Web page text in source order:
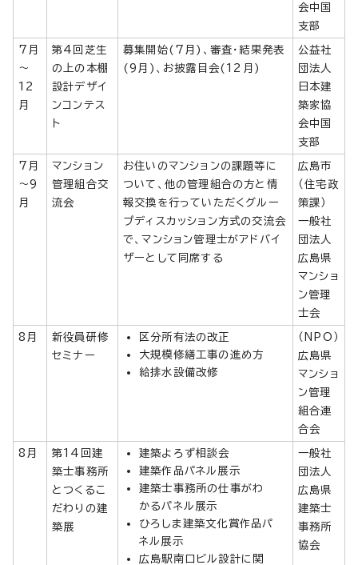
会中国
支部
7月
～
12
月
第4回芝生
の上の本棚
設計デザイ
ンコンテス
ト
募集開始(7月)、審査・結果発表
(9月)、お披露目会(12月)
公益社
団法人
日本建
築家協
会中国
支部
7月
～9
月
マンション
管理組合交
流会
お住いのマンションの課題等に
ついて、他の管理組合の方と情
報交換を行っていただくグルー
プディスカッション方式の交流会
で、マンション管理士がアドバイ
ザーとして同席する
広島市
（住宅政
策課）
一般社
団法人
広島県
マンショ
ン管理
士会
8月
新役員研修
セミナー
区分所有法の改正
大規模修繕工事の進め方
給排水設備改修
（NPO）
広島県
マンショ
ン管理
組合連
合会
8月
第14回建
築士事務所
とつくるこ
だわりの建
築展
建築よろず相談会
建築作品パネル展示
建築士事務所の仕事がわ
かるパネル展示
ひろしま建築文化賞作品パ
ネル展示
広島駅南口ビル設計に関
一般社
団法人
広島県
建築士
事務所
協会